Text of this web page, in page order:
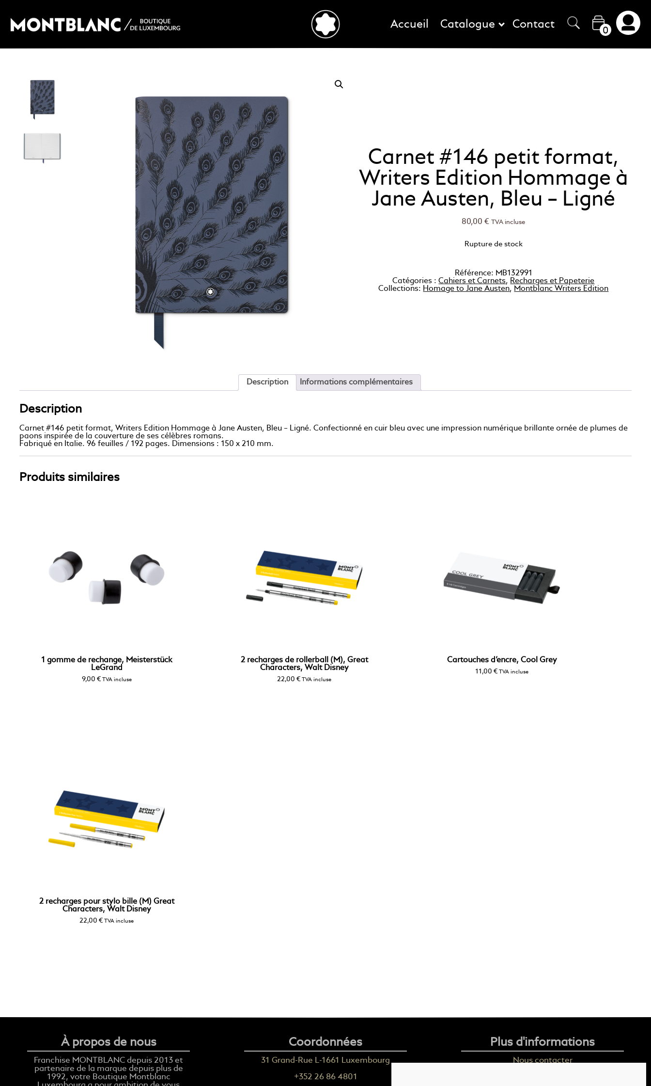
Accueil Catalogue Contact
0
Carnet #146 petit format,
Writers Edition Hommage à
Jane Austen, Bleu – Ligné
80,00€ TVA incluse
Rupture de stock
Référence: MB132991
Catégories :Cahiers et Carnets, Recharges et Papeterie
Collections: Homage to Jane Austen, Montblanc Writers Edition
Description Informations complémentaires
Description
Carnet #146 petit format, Writers Edition Hommage à Jane Austen, Bleu – Ligné. Confectionné en cuir bleu avec une impression numérique brillante ornée de plumes de
paons inspirée de la couverture de ses célèbres romans.
Fabriqué en Italie. 96 feuilles / 192 pages. Dimensions : 150 x 210 mm.
Produits similaires
1 gomme de rechange, Meisterstück
LeGrand
9,00 € TVA incluse
2 recharges de rollerball (M), Great
Characters, Walt Disney
22,00€ TVA incluse
Cartouches d’encre, Cool Grey
11,00€ TVA incluse
2 recharges pour stylo bille (M) Great
Characters, Walt Disney
22,00 € TVA incluse
À propos de nous
Franchise MONTBLANC depuis 2013 et
partenaire de la marque depuis plus de
1992, votre Boutique Montblanc
Coordonnées
31 Grand-Rue L-1661 Luxembourg
+352 26 86 4801
Plus d'informations
Nous contacter